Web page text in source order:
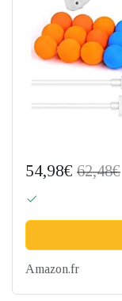
54,98€ 62,48€
Amazon.fr